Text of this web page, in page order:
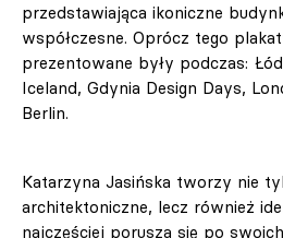
przedstawiająca ikoniczne
współczesne. Oprócz tego p
prezentowane były podczas:
Iceland, Gdynia Design Days,
Berlin.
Katarzyna Jasińska tworzy nie
architektoniczne, lecz również
najczęściej porusza się po